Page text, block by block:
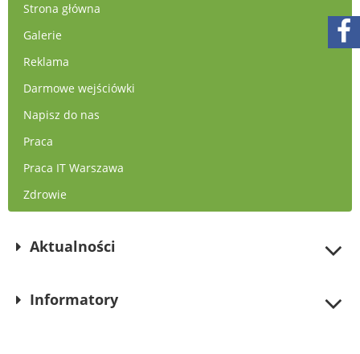
Strona główna
Galerie
Reklama
Darmowe wejściówki
Napisz do nas
Praca
Praca IT Warszawa
Zdrowie
Aktualności
Informatory